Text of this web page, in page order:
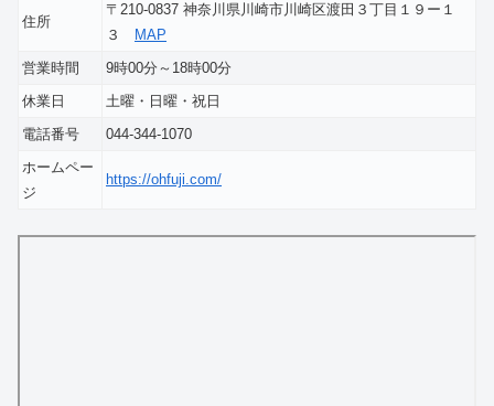
住所
〒210-0837 神奈川県川崎市川崎区渡田３丁目１９ー１
３
MAP
営業時間
9時00分～18時00分
休業日
土曜・日曜・祝日
電話番号
044-344-1070
ホームペー
ジ
https://ohfuji.com/